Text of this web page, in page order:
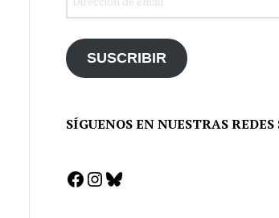
SUSCRIBIR
SÍGUENOS EN NUESTRAS REDES
Facebook
Instagram
Bluesky